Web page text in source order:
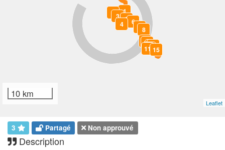
1
23
4
5 6
7 8
9
10
1112
13
1415
10 km
Leaflet
3 Partagé Non approuvé
Description